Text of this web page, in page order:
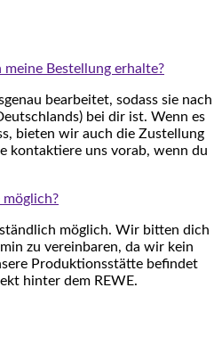
Bestellung erhalte?
bearbeitet, sodass sie nach
bei dir ist. Wenn es
bieten wir auch die Zustellung
kontaktiere uns vorab, wenn du
möglich?
möglich. Wir bitten dich
zu vereinbaren, da wir kein
Produktionsstätte befindet
hinter dem REWE.